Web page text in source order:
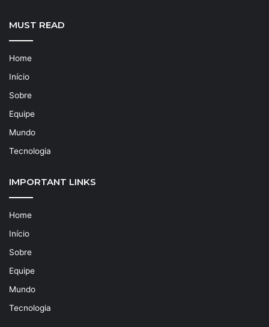
MUST READ
Home
Início
Sobre
Equipe
Mundo
Tecnologia
IMPORTANT LINKS
Home
Início
Sobre
Equipe
Mundo
Tecnologia